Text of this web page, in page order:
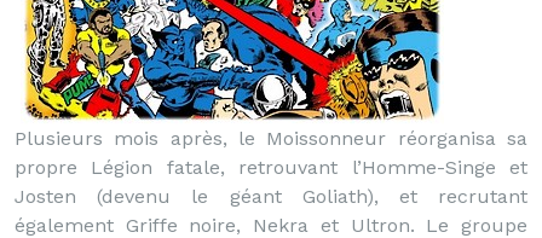
Plusieurs mois après, le Moissonneur réorganisa sa
propre Légion fatale, retrouvant l’Homme-Singe et
Josten (devenu le géant Goliath), et recrutant
également Griffe noire, Nekra et Ultron. Le groupe